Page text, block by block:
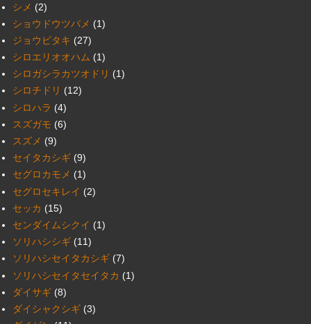
シメ (2)
ショウドウツバメ (1)
ジョウビタキ (27)
シロエリオオハム (1)
シロガシラカツオドリ (1)
シロチドリ (12)
シロハラ (4)
スズガモ (6)
スズメ (9)
セイタカシギ (9)
セグロカモメ (1)
セグロセキレイ (2)
セッカ (15)
センダイムシクイ (1)
ソリハシシギ (11)
ソリハシセイタカシギ (7)
ソリハシセイタセイタカ (1)
ダイサギ (8)
ダイシャクシギ (3)